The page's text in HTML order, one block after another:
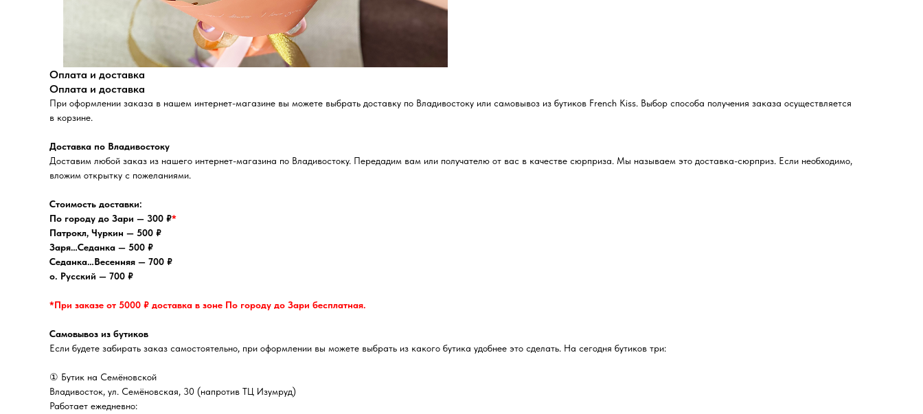
Оплата и доставка
Оплата и доставка
При оформлении заказа в нашем интернет-магазине вы можете выбрать доставку по Владивостоку или самовывоз из бутиков French Kiss. Выбор способа получения заказа осуществляется
в корзине.
Доставка по Владивостоку
Доставим любой заказ из нашего интернет-магазина по Владивостоку. Передадим вам или получателю от вас в качестве сюрприза. Мы называем это доставка-сюрприз. Если необходимо,
вложим открытку с пожеланиями.
Стоимость доставки:
По городу до Зари — 300 ₽*
Патрокл, Чуркин — 500 ₽
Заря…Седанка — 500 ₽
Седанка…Весенняя — 700 ₽
о. Русский — 700 ₽
*При заказе от 5000 ₽ доставка в зоне По городу до Зари бесплатная.
Самовывоз из бутиков
Если будете забирать заказ самостоятельно, при оформлении вы можете выбрать из какого бутика удобнее это сделать. На сегодня бутиков три:
① Бутик на Семёновской
Владивосток, ул. Семёновская, 30 (напротив ТЦ Изумруд)
Работает ежедневно: